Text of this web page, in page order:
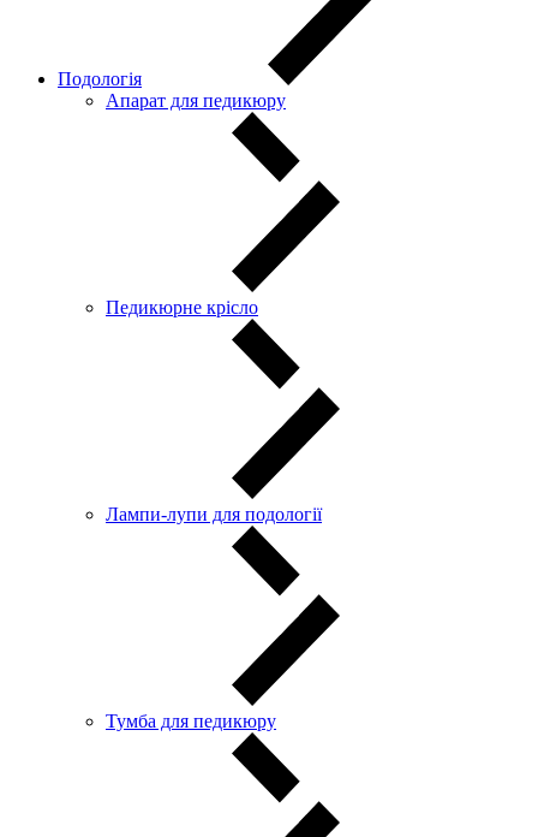
Подологія
Апарат для педикюру
Педикюрне крісло
Лампи-лупи для подології
Тумба для педикюру